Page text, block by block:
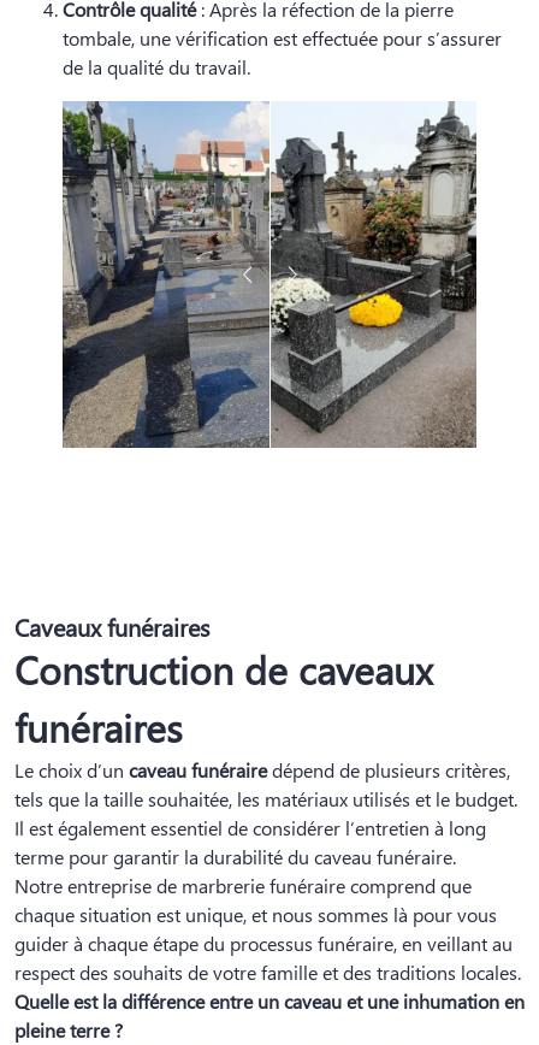
Contrôle qualité: Après la réfection de la pierre
tombale, une vérification est effectuée pour s’assurer
de la qualité du travail.
Caveaux funéraires
Construction de caveaux
funéraires
Le choix d’un caveau funérairedépend de plusieurs critères,
tels que la taille souhaitée, les matériaux utilisés et le budget.
Il est également essentiel de considérer l’entretien à long
terme pour garantir la durabilité du caveau funéraire.
Notre entreprise de marbrerie funéraire comprend que
chaque situation est unique, et nous sommes là pour vous
guider à chaque étape du processus funéraire, en veillant au
respect des souhaits de votre famille et des traditions locales.
Quelle est la différence entre un caveau et une inhumation en
pleine terre ?